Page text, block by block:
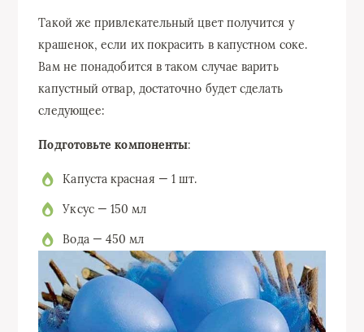
Такой же привлекательный цвет получится у
крашенок, если их покрасить в капустном соке.
Вам не понадобится в таком случае варить
капустный отвар, достаточно будет сделать
следующее:
Подготовьте компоненты:
Капуста красная — 1 шт.
Уксус — 150 мл
Вода — 450 мл